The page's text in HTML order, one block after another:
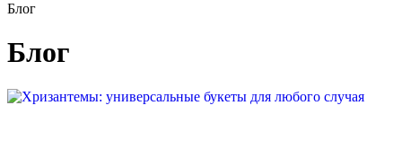
Блог
Блог